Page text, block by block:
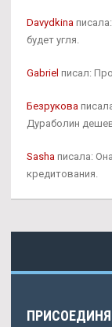
Davydkina
будет угля.
Gabriel писал:
Безрукова
Дураболин
Sasha писала:
кредитования.